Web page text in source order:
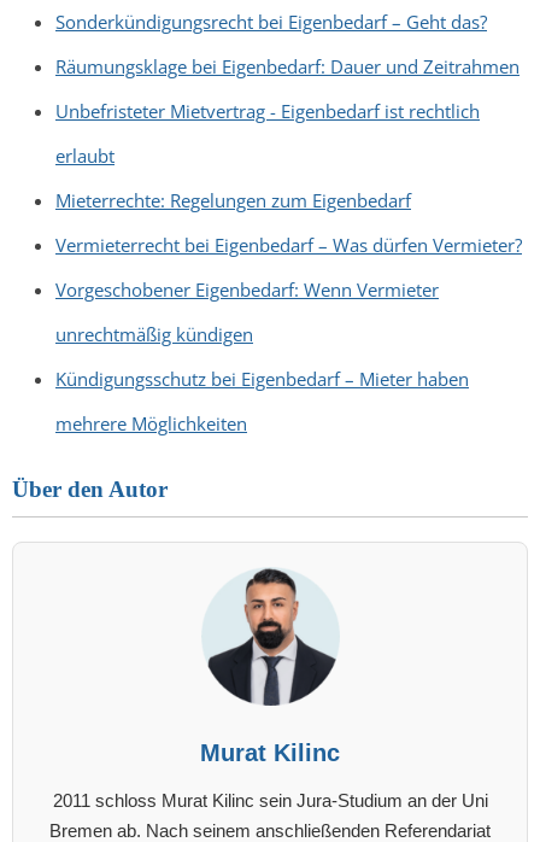
Sonderkündigungsrecht bei Eigenbedarf – Geht das?
Räumungsklage bei Eigenbedarf: Dauer und Zeitrahmen
Unbefristeter Mietvertrag - Eigenbedarf ist rechtlich
erlaubt
Mieterrechte: Regelungen zum Eigenbedarf
Vermieterrecht bei Eigenbedarf – Was dürfen Vermieter?
Vorgeschobener Eigenbedarf: Wenn Vermieter
unrechtmäßig kündigen
Kündigungsschutz bei Eigenbedarf – Mieter haben
mehrere Möglichkeiten
Über den Autor
Murat Kilinc
2011 schloss Murat Kilinc sein Jura-Studium an der Uni
Bremen ab. Nach seinem anschließenden Referendariat